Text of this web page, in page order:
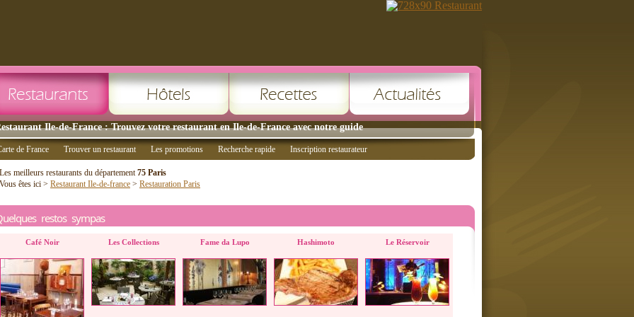
Ile-de-France : Trouvez votre restaurant en Ile-de-France avec notre guide
de France Trouver un restaurant Les promotions Recherche rapide Inscription restaurateur
Les meilleurs restaurants du département75 Paris
Vous êtes ici > Restaurant Ile-de-france > Restauration Paris
restos sympas
Café Noir Les Collections Fame da Lupo Hashimoto Le Réservoir